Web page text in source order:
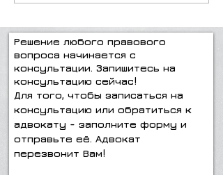
Решение любого правового
вопроса начинается с
консультации. Запишитесь на
консультацию сейчас!
Для того, чтобы записаться на
консультацию или обратиться к
адвокату - заполните форму и
отправьте её. Адвокат
перезвонит Вам!